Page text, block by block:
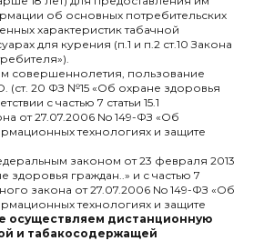
ХИТ
об основных потребительских
характеристик табачной
для курения (п.1 и п.2 ст.10 Закона
совершеннолетия, пользование
20 ФЗ №15 «Об охране здоровья
с частью 7 статьи 15.1
от 27.07.2006 No 149-ФЗ «Об
технологиях и защите
законом от 23 февраля 2013
здоровья граждан..» и с частью 7
закона от 27.07.2006 No 149-ФЗ «Об
технологиях и защите
осуществляем дистанционную
и табакосодержащей